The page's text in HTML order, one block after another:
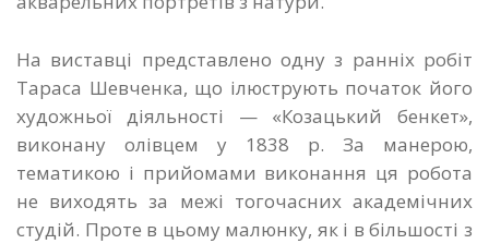
На виставці представлено одну з ранніх робіт
Тараса Шевченка, що ілюструють початок його
художньої діяльності — «Козацький бенкет»,
виконану олівцем у 1838 р. За манерою,
тематикою і прийомами виконання ця робота
не виходять за межі тогочасних академічних
студій. Проте в цьому малюнку, як і в більшості з